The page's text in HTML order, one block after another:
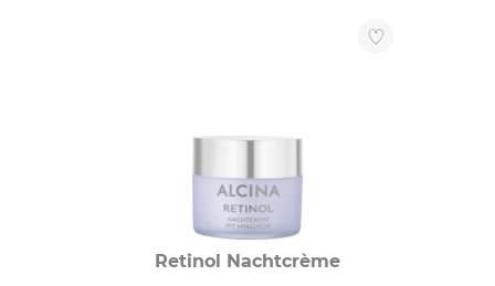
Retinol Nachtcrème